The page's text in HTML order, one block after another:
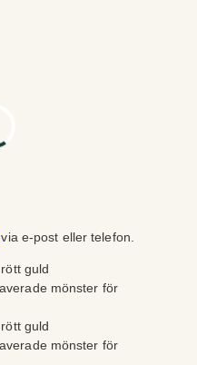
via e-post eller telefon.